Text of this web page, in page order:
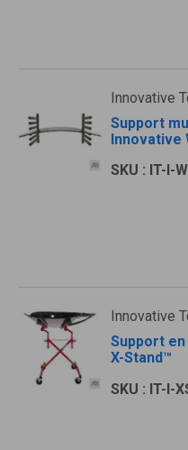
Innovative
Support
Innovative
SKU : IT-I-
Innovative
Support
X-Stand™
SKU : IT-I-